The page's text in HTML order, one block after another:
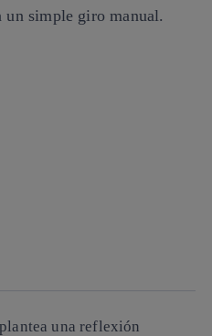
un simple giro manual.
una reflexión